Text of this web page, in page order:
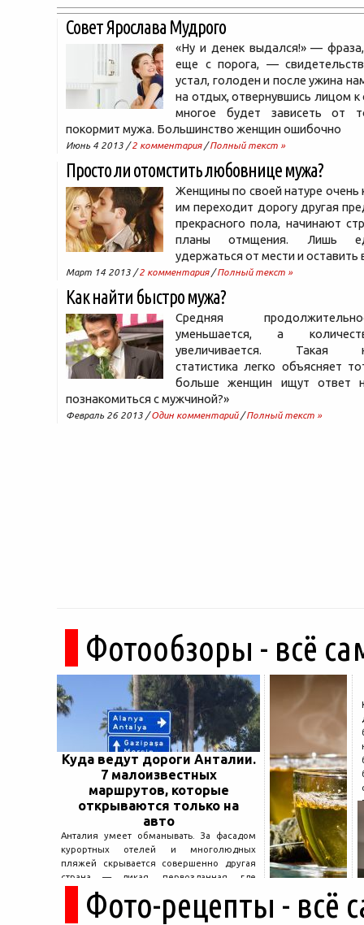
Совет Ярослава Мудрого
«Ну и денек выдался!» —
еще с порога, —
устал, голоден и после ужина
на отдых, отвернувшись лицом
многое будет зависеть от
покормит мужа. Большинство женщин ошибочно
Июнь 4 2013 /2 комментария/Полный текст »
Просто ли отомстить любовнице мужа?
Женщины по своей натуре очень
им переходит дорогу другая
прекрасного пола, начинают
планы отмщения. Лишь
удержаться от мести и оставить
Март 14 2013 /2 комментария/Полный текст »
Как найти быстро мужа?
Средняя
уменьшается, а
увеличивается. Такая
статистика легко объясняет
больше женщин ищут ответ
познакомиться с мужчиной?»
Февраль 26 2013 /Один комментарий/Полный текст »
Фотообзоры - всё
Куда ведут дороги Анталии.
7 малоизвестных
маршрутов, которые
открываются только на
авто
Анталия умеет обманывать. За фасадом
курортных отелей и многолюдных
пляжей скрывается совершенно другая
страна — дикая, первозданная, где
древние руины дремлют в тени кедров, а
горные дороги ведут к местам, о которых
не расскажет ни один автобусный гид....
Фото-рецепты - всё